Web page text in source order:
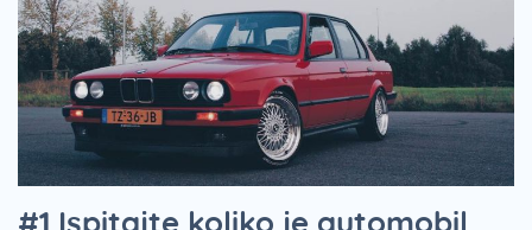
#1 Ispitajte koliko je automobil